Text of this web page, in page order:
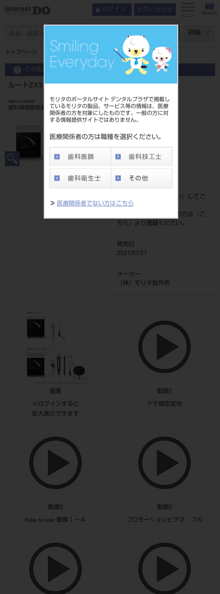
モリタのポータルサイト デンタルプラザで掲載し
ているモリタの製品、サービス等の情報は、医療
関係者の方を対象にしたものです。一般の方に対
する情報提供サイトではありません。
医療関係者の方は職種を選択ください。
≫ 医療関係者でない方はこちら
ログイン お問い合わせ
メニュー
詳細
トップページ ルートZX3 高周波モジュール
この商品に関するお問い合わせ
ルートZX3 高周波モジュール
Apex Locator
歯科用根管長測定器（一般的電気手術器）
201070634
JAN/EANコード
標準価格
ログイン
』してご
覧ください。
ネット会員登録がまだの方は『
こ
ちら
』より登録ください。
発売日
2021/07/21
メーカー
（株）モリタ製作所
画像
※ログインすると
拡大表示できます
動画1
デモ模型変色
動画2
how to use 動画１－４
動画3
プロモーションビデオ フル
インデックス 臨床例
製品情報